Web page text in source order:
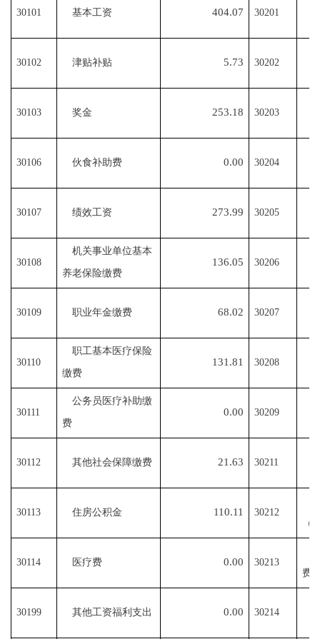
30101 基本工资 404.07 30201
30102 津贴补贴 5.73 30202
30103 奖金 253.18 30203
30106 伙食补助费 0.00 30204
30107 绩效工资 273.99 30205
30108
机关事业单位基本
养老保险缴费
136.05 30206
30109 职业年金缴费 68.02 30207
30110
职工基本医疗保险
缴费
131.81 30208
30111
公务员医疗补助缴
费
0.00 30209
30112 其他社会保障缴费 21.63 30211
30113 住房公积金 110.11 30212
（
30114 医疗费 0.00 30213
费
30199 其他工资福利支出 0.00 30214